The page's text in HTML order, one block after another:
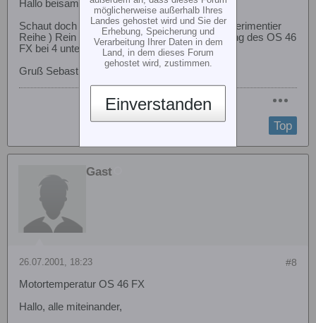
Hallo beisammen
Schaut doch mal bei meinen Beitrag ( Nitro experimentier
Reihe ) Rein da steht die Temperatur entwicklung des OS 46
FX bei 4 unterschiedlichen Sprit sorten drin.
Gruß Sebastian
Top
Gast
#8
26.07.2001, 18:23
Motortemperatur OS 46 FX
Hallo, alle miteinander,
möglicherweise außerhalb Ihres
Landes gehostet wird und Sie der
Erhebung, Speicherung und
Verarbeitung Ihrer Daten in dem
Land, in dem dieses Forum
gehostet wird, zustimmen.
Einverstanden